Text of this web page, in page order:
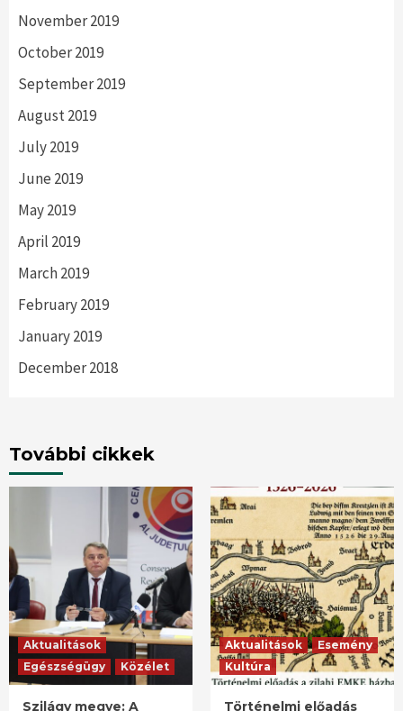
November 2019
October 2019
September 2019
August 2019
July 2019
June 2019
May 2019
April 2019
March 2019
February 2019
January 2019
December 2018
További cikkek
Aktualitások
Egészségügy
Közélet
Szilágy megye: A
Aktualitások
Esemény
Kultúra
Történelmi előadás